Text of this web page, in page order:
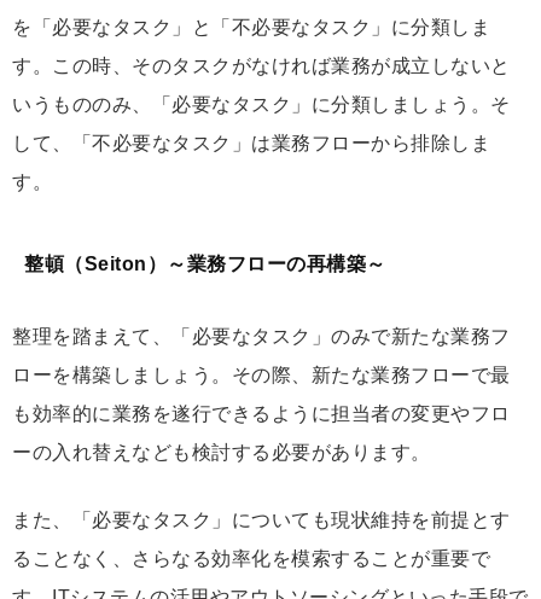
を「必要なタスク」と「不必要なタスク」に分類しま
す。この時、そのタスクがなければ業務が成立しないと
いうもののみ、「必要なタスク」に分類しましょう。そ
して、「不必要なタスク」は業務フローから排除しま
す。
整頓（Seiton）～業務フローの再構築～
整理を踏まえて、「必要なタスク」のみで新たな業務フ
ローを構築しましょう。その際、新たな業務フローで最
も効率的に業務を遂行できるように担当者の変更やフロ
ーの入れ替えなども検討する必要があります。
また、「必要なタスク」についても現状維持を前提とす
ることなく、さらなる効率化を模索することが重要で